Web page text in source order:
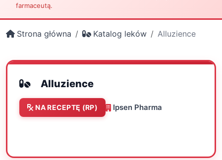
farmaceutą.
Strona główna Katalog leków Alluzience
Alluzience
NA RECEPTĘ (RP) Ipsen Pharma